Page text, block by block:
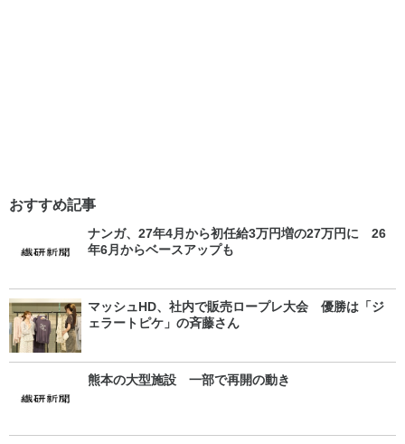
おすすめ記事
ナンガ、27年4月から初任給3万円増の27万円に 26
年6月からベースアップも
マッシュHD、社内で販売ロープレ大会 優勝は「ジ
ェラートピケ」の斉藤さん
熊本の大型施設 一部で再開の動き